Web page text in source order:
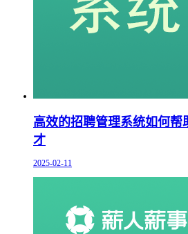
高效的招聘管理系统如何帮
才
2025-02-11